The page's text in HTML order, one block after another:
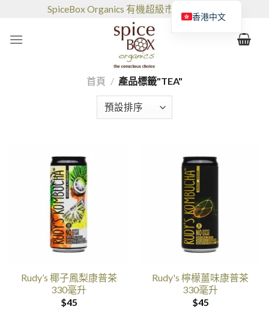
SpiceBox Organics 有機超級市場和咖啡館
首頁 / 產品標籤"TEA"
Rudy’s 椰子鳳梨康普茶
330毫升
$45
Rudy's 檸檬薑味康普茶
330毫升
$45
香港中文